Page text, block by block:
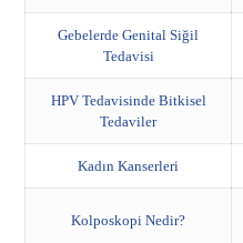
Gebelerde Genital Siğil
Tedavisi
HPV Tedavisinde Bitkisel
Tedaviler
Kadın Kanserleri
Kolposkopi Nedir?